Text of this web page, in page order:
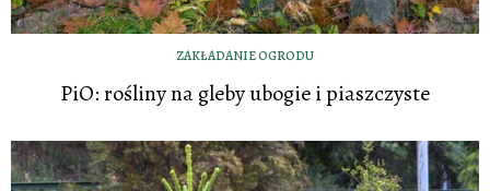
ZAKŁADANIE OGRODU
PiO: rośliny na gleby ubogie i piaszczyste